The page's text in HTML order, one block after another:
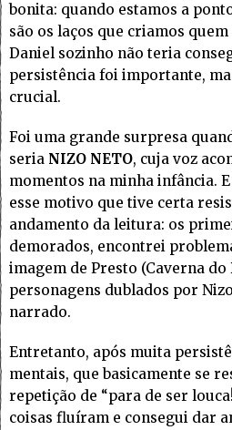
bonita: quando estamos a
são os laços que criamos
Daniel sozinho não teria
persistência foi importante,
crucial.
Foi uma grande surpresa
seria NIZO NETO, cuja voz
momentos na minha infância.
esse motivo que tive certa
andamento da leitura: os
demorados, encontrei
imagem de Presto (Caverna do
personagens dublados por
narrado.
Entretanto, após muita
mentais, que basicamente se
repetição de “para de ser
coisas fluíram e consegui dar